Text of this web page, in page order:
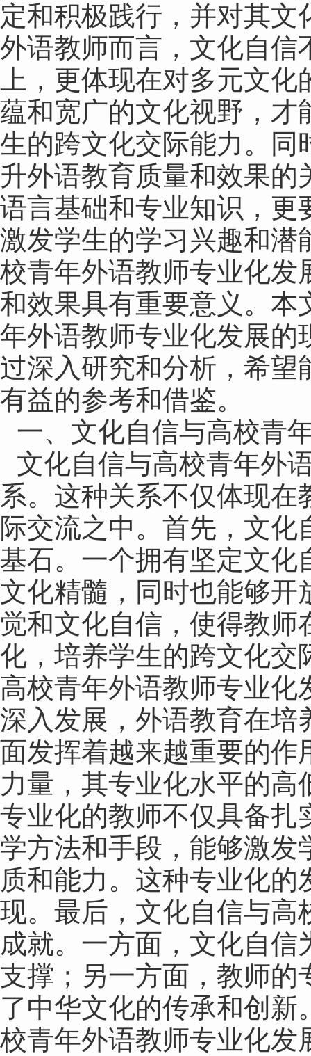
定和积极践行，并对其
外语教师而言，文化自信
上，更体现在对多元文
蕴和宽广的文化视野，才
生的跨文化交际能力。同
升外语教育质量和效果
语言基础和专业知识，更
激发学生的学习兴趣和潜
校青年外语教师专业化发
和效果具有重要意义。本
年外语教师专业化发展的
过深入研究和分析，希望
有益的参考和借鉴。
一、文化自信与高校青
文化自信与高校青年外
系。这种关系不仅体现
际交流之中。首先，文
基石。一个拥有坚定文化
文化精髓，同时也能够开
觉和文化自信，使得教
化，培养学生的跨文化交
高校青年外语教师专业化
深入发展，外语教育在培
面发挥着越来越重要的作
力量，其专业化水平的
专业化的教师不仅具备扎
学方法和手段，能够激发
质和能力。这种专业化
现。最后，文化自信与高
成就。一方面，文化自
支撑；另一方面，教师的
了中华文化的传承和创
校青年外语教师专业化发